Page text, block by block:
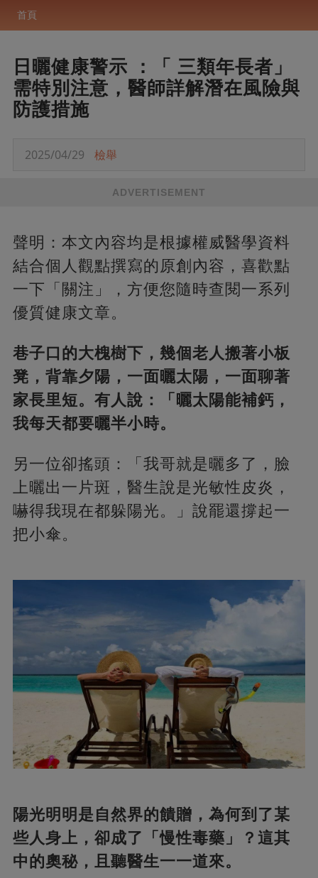
首頁
日曬健康警示 ：「 三類年長者」
需特別注意，醫師詳解潛在風險與
防護措施
2025/04/29 檢舉
ADVERTISEMENT
聲明：本文內容均是根據權威醫學資料
結合個人觀點撰寫的原創內容，喜歡點
一下「關注」，方便您隨時查閱一系列
優質健康文章。
巷子口的大槐樹下，幾個老人搬著小板
凳，背靠夕陽，一面曬太陽，一面聊著
家長里短。有人說：「曬太陽能補鈣，
我每天都要曬半小時。
另一位卻搖頭：「我哥就是曬多了，臉
上曬出一片斑，醫生說是光敏性皮炎，
嚇得我現在都躲陽光。」說罷還撐起一
把小傘。
陽光明明是自然界的饋贈，為何到了某
些人身上，卻成了「慢性毒藥」？這其
中的奧秘，且聽醫生一一道來。